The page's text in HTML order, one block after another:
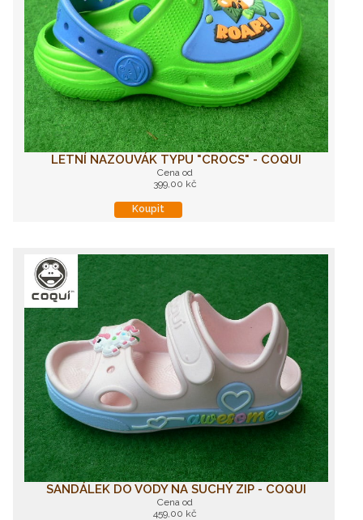
LETNÍ NAZOUVÁK TYPU "CROCS" - COQUI
Cena od
399,00 kč
Koupit
SANDÁLEK DO VODY NA SUCHÝ ZIP - COQUI
Cena od
459,00 kč